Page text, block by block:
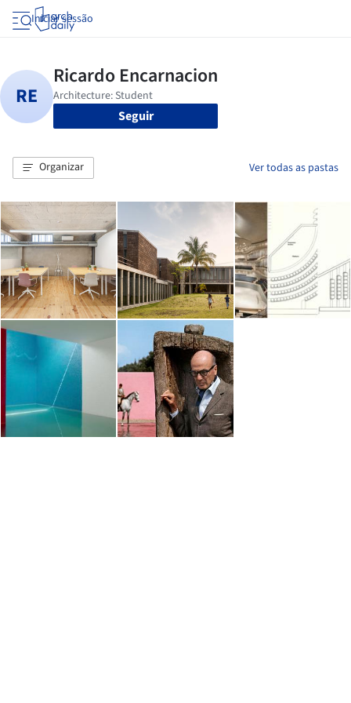
Iniciar sessão
Seguir
Organizar Ver todas as pastas